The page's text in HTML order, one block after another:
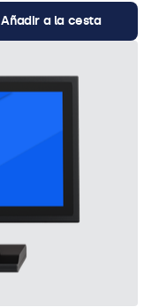
Añadir a la cesta